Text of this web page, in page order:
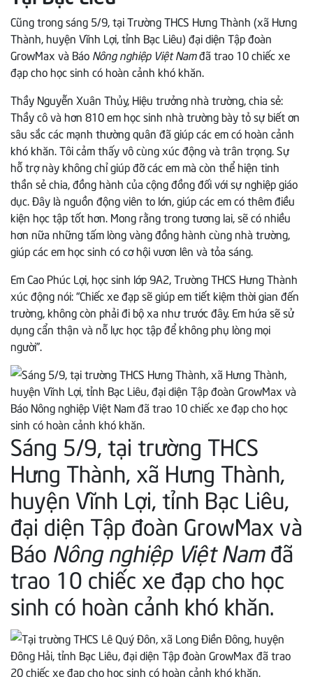
Cũng trong sáng 5/9, tại Trường THCS Hưng Thành (xã Hưng
Thành, huyện Vĩnh Lợi, tỉnh Bạc Liêu) đại diện Tập đoàn
GrowMax và Báo Nông nghiệp Việt Namđã trao 10 chiếc xe
đạp cho học sinh có hoàn cảnh khó khăn.
Thầy Nguyễn Xuân Thủy, Hiệu trưởng nhà trường, chia sẻ:
Thầy cô và hơn 810 em học sinh nhà trường bày tỏ sự biết ơn
sâu sắc các mạnh thường quân đã giúp các em có hoàn cảnh
khó khăn. Tôi cảm thấy vô cùng xúc động và trân trọng. Sự
hỗ trợ này không chỉ giúp đỡ các em mà còn thể hiện tinh
thần sẻ chia, đồng hành của cộng đồng đối với sự nghiệp giáo
dục. Đây là nguồn động viên to lớn, giúp các em có thêm điều
kiện học tập tốt hơn. Mong rằng trong tương lai, sẽ có nhiều
hơn nữa những tấm lòng vàng đồng hành cùng nhà trường,
giúp các em học sinh có cơ hội vươn lên và tỏa sáng.
Em Cao Phúc Lợi, học sinh lớp 9A2, Trường THCS Hưng Thành
xúc động nói: “Chiếc xe đạp sẽ giúp em tiết kiệm thời gian đến
trường, không còn phải đi bộ xa như trước đây. Em hứa sẽ sử
dụng cẩn thận và nỗ lực học tập để không phụ lòng mọi
người”.
Sáng 5/9, tại trường THCS
Hưng Thành, xã Hưng Thành,
huyện Vĩnh Lợi, tỉnh Bạc Liêu,
đại diện Tập đoàn GrowMax và
Báo Nông nghiệp Việt Namđã
trao 10 chiếc xe đạp cho học
sinh có hoàn cảnh khó khăn.